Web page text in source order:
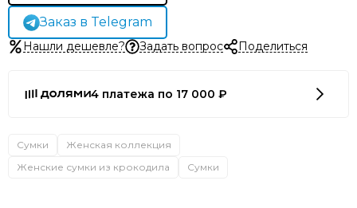
Заказ в Telegram
Нашли дешевле? Задать вопрос Поделиться
4 платежа по 17 000 ₽
Сумки
Женская коллекция
Женские сумки из крокодила
Сумки